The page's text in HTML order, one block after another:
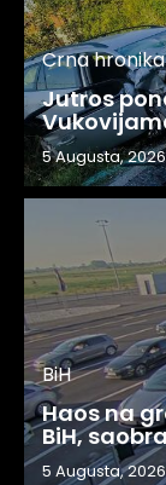
Crna hronika
Jutros
5 Augusta, 2026
BiH
Haos na
BiH,
5 Augusta, 2026